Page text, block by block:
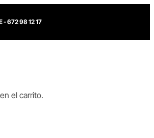
- 672 98 12 17
el carrito.